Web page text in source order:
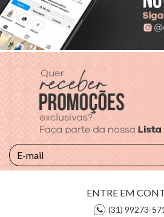
ENTRE EM
(31) 99273-571